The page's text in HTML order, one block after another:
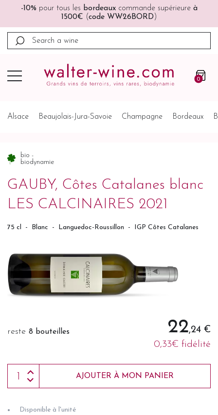
à 🚚🚚Port offertà partir de 200€ (France,
Belgique, Pays-Bas)
0
Alsace Beaujolais-Jura-Savoie Champagne Bordeaux
bio -
biodynamie
GAUBY, Côtes Catalanes blanc
LES CALCINAIRES 2021
75 cl - Blanc - Languedoc-Roussillon - IGP Côtes Catalanes
reste 8 bouteilles 22,24 €
0,33€ fidélité
AJOUTER À MON PANIER
Disponible à l'unité